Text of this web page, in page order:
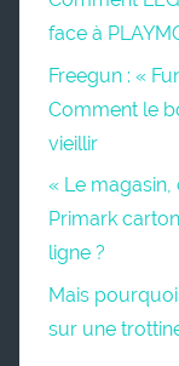
face à
Freegun : «
Comment le
vieillir
« Le magasin,
Primark
ligne ?
Mais
sur une